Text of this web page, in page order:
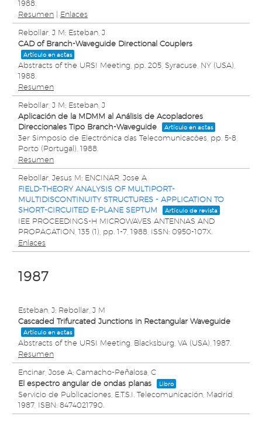
1988
Resumen | Enlaces
Rebollar, J M; Esteban, J
CAD of Branch-Waveguide Directional Couplers
Artículo en actas
Abstracts of the URSI Meeting, pp. 205, Syracuse, NY (USA),
1988
Resumen
Rebollar, J M; Esteban, J
Aplicación de la MDMM al Análisis de Acopladores
Direccionales Tipo Branch-Waveguide
Artículo en actas
3er Simposio de Electrónica das Telecomunicacôes, pp. 5-8,
Porto (Portugal), 1988
Resumen
Rebollar, Jesus M; ENCINAR, Jose A
FIELD-THEORY ANALYSIS OF MULTIPORT-
MULTIDISCONTINUITY STRUCTURES - APPLICATION TO
SHORT-CIRCUITED E-PLANE SEPTUM
Artículo de revista
IEE PROCEEDINGS-H MICROWAVES ANTENNAS AND
PROPAGATION, 135 (1), pp. 1-7, 1988 ISSN: 0950-107X
Enlaces
1987
Esteban, J; Rebollar, J M
Cascaded Trifurcated Junctions in Rectangular Waveguide
Artículo en actas
Abstracts of the URSI Meeting, Blacksburg, VA (USA), 1987
Resumen
Encinar, Jose A; Camacho-Peñalosa, C
El espectro angular de ondas planas
Libro
Servicio de Publicaciones, E.T.S.I. Telecomunicación, Madrid,
1987 ISBN: 8474021790